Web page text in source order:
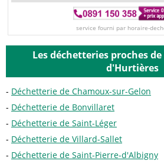
service fourni par horaire-
Les déchetteries proches
d'Hurtières
Déchetterie de Chamoux-sur-Gelon
Déchetterie de Bonvillaret
Déchetterie de Saint-Léger
Déchetterie de Villard-Sallet
Déchetterie de Saint-Pierre-d'Albigny